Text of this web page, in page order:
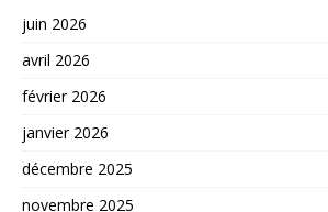
juin 2026
avril 2026
février 2026
janvier 2026
décembre 2025
novembre 2025